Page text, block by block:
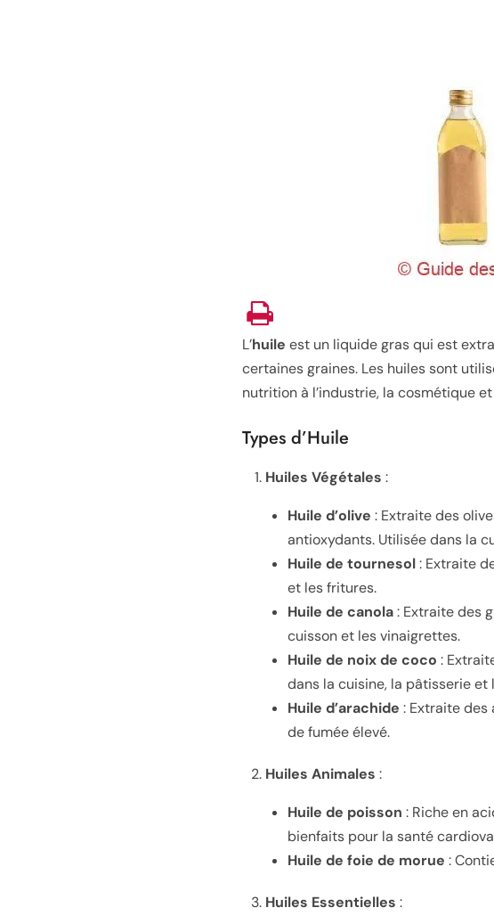
L’huile est un liquide gras qui est
certaines graines. Les huiles sont
nutrition à l’industrie, la cosmétique
Types d’Huile
Huiles Végétales :
Huile d’olive : Extraite des
antioxydants. Utilisée dans la
Huile de tournesol: Extraite
et les fritures.
Huile de canola: Extraite des
cuisson et les vinaigrettes.
Huile de noix de coco :
dans la cuisine, la pâtisserie
Huile d’arachide : Extraite
de fumée élevé.
Huiles Animales :
Huile de poisson : Riche en
bienfaits pour la santé
Huile de foie de morue :
Huiles Essentielles :